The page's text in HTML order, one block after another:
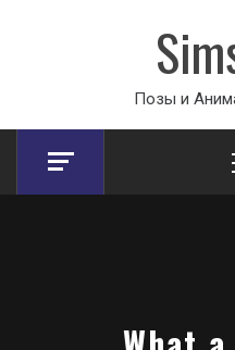
Позы и